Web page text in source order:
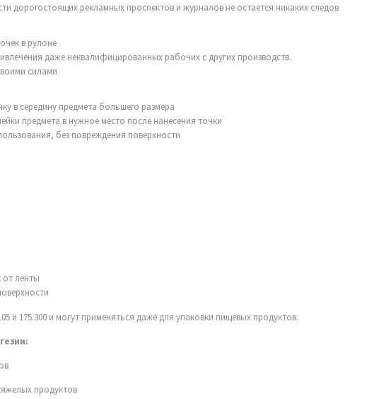
дорогостоящих рекламных проспектов и журналов не остается никаких следов
в рулоне
даже неквалифицированных рабочих с других производств.
силами
в середину предмета большего размера
предмета в нужное место после нанесения точки
без повреждения поверхности
от ленты
и 175.300 и могут применяться даже для упаковки пищевых продуктов.
продуктов